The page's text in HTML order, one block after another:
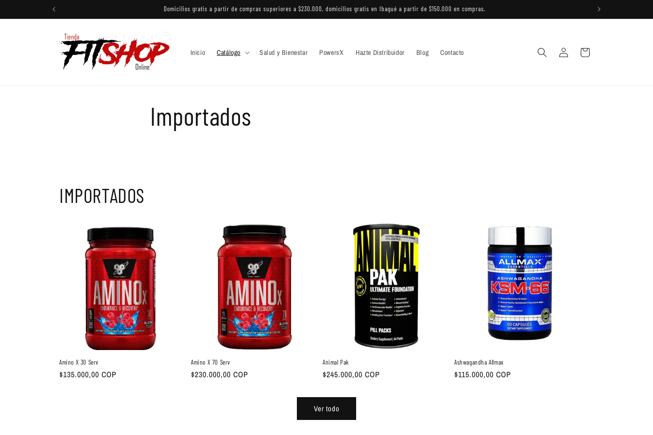
al contenido
Domicilios gratis a partir de compras superiores a $230.000, domicilios gratis en Ibagué a partir de $150.000 en compras.
Inicio Catálogo Salud y Bienestar Powers´X Hazte Distribuidor Blog Contacto
sesión
Carrito
Importados
IMPORTADOS
Amino X 30 Serv
Precio
$135.000,00 COP
Amino X 70 Serv
Precio
$230.000,00 COP
Animal Pak
Precio
$245.000,00 COP
Ashwagandha Allmax
Precio
$115.000,00 COP
Ver todo